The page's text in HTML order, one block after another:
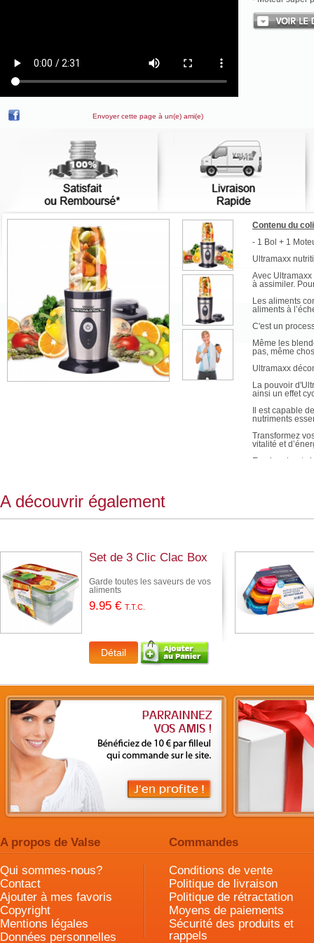
Envoyer cette page à un(e) ami(e)
Contenu du
- 1 Bol + 1
Ultramaxx
Avec
à assimiler.
Les aliments
aliments à
C'est un
Même les
pas, même
Ultramaxx
La pouvoir
ainsi un effet
Il est capable
nutriments
Transformez
vitalité et
En absorbant
- Puissance :
A découvrir également
Set de 3 Clic Clac Box
Garde toutes les saveurs de vos
aliments
9.95 € T.T.C.
A propos de Valse Commandes
Qui sommes-nous?
Contact
Ajouter à mes favoris
Copyright
Mentions légales
Données personnelles
Conditions de vente
Politique de livraison
Politique de rétractation
Moyens de paiements
Sécurité des produits et
rappels